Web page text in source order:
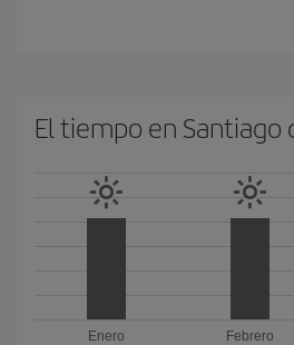
El tiempo en Santiago
Enero
Febrero